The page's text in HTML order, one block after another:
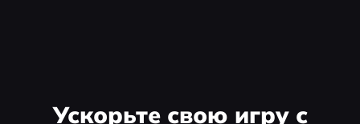
Ускорьте свою игру с